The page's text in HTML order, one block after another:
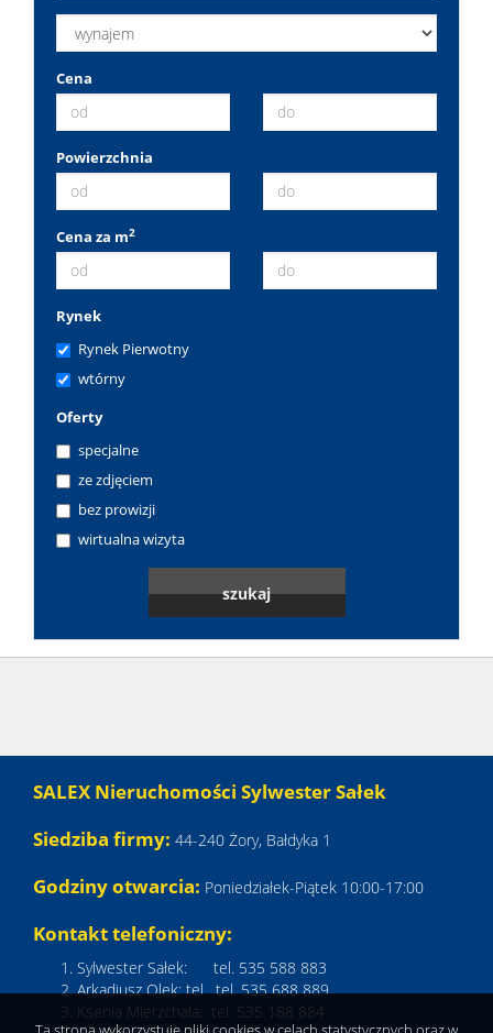
Cena
Powierzchnia
Cena za m2
Rynek
Rynek Pierwotny
wtórny
Oferty
specjalne
ze zdjęciem
bez prowizji
wirtualna wizyta
SALEX Nieruchomości Sylwester Sałek
Siedziba firmy: 44-240 Żory, Bałdyka 1
Godziny otwarcia: Poniedziałek-Piątek 10:00-17:00
Kontakt telefoniczny:
Sylwester Sałek: tel. 535 588 883
Arkadiusz Olek: tel. tel. 535 688 889
Ksenia Mierzchała: tel. 535 188 884